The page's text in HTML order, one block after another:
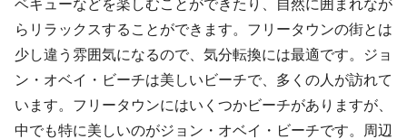
ベキューなどを楽しむことができたり、自然に囲まれなが
らリラックスすることができます。フリータウンの街とは
少し違う雰囲気になるので、気分転換には最適です。ジョ
ン・オベイ・ビーチは美しいビーチで、多くの人が訪れて
います。フリータウンにはいくつかビーチがありますが、
中でも特に美しいのがジョン・オベイ・ビーチです。周辺